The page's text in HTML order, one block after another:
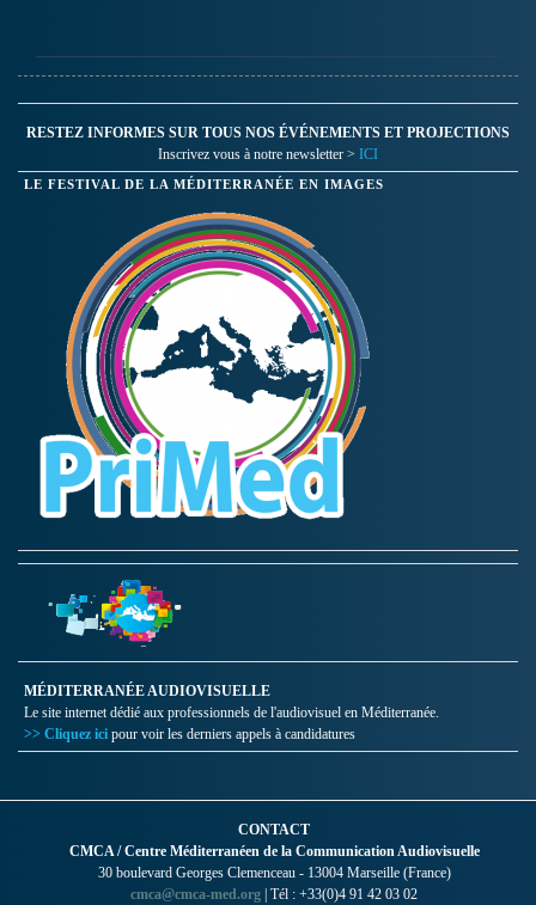
RESTEZ INFORMES SUR TOUS NOS ÉVÉNEMENTS ET PROJECTIONS
Inscrivez vous à notre newsletter > ICI
LE FESTIVAL DE LA MÉDITERRANÉE EN IMAGES
MÉDITERRANÉE AUDIOVISUELLE
Le site internet dédié aux professionnels de l'audiovisuel en Méditerranée.
>> Cliquez ici pour voir les derniers appels à candidatures
CONTACT
CMCA / Centre Méditerranéen de la Communication Audiovisuelle
30 boulevard Georges Clemenceau - 13004 Marseille (France)
cmca@cmca-med.org | Tél : +33(0)4 91 42 03 02